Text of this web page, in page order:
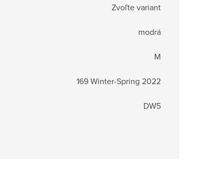
Zvoľte variant
modrá
M
169 Winter-Spring 2022
DW5